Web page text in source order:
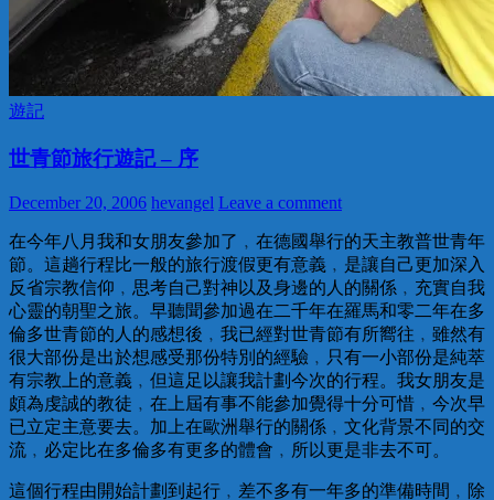
遊記
世青節旅行遊記 – 序
December 20, 2006 hevangel Leave a comment
在今年八月我和女朋友參加了﹐在德國舉行的天主教普世青年
節。這趟行程比一般的旅行渡假更有意義﹐是讓自己更加深入
反省宗教信仰﹐思考自己對神以及身邊的人的關係﹐充實自我
心靈的朝聖之旅。早聽聞參加過在二千年在羅馬和零二年在多
倫多世青節的人的感想後﹐我已經對世青節有所嚮往﹐雖然有
很大部份是出於想感受那份特別的經驗﹐只有一小部份是純萃
有宗教上的意義﹐但這足以讓我計劃今次的行程。我女朋友是
頗為虔誠的教徒﹐在上屆有事不能參加覺得十分可惜﹐今次早
已立定主意要去。加上在歐洲舉行的關係﹐文化背景不同的交
流﹐必定比在多倫多有更多的體會﹐所以更是非去不可。
這個行程由開始計劃到起行﹐差不多有一年多的準備時間﹐除